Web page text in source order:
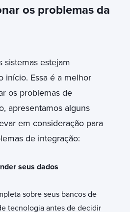
os problemas da
sistemas estejam
início. Essa é a melhor
os problemas de
apresentamos alguns
em consideração para
de integração:
seus dados
sobre seus bancos de
tecnologia antes de decidir